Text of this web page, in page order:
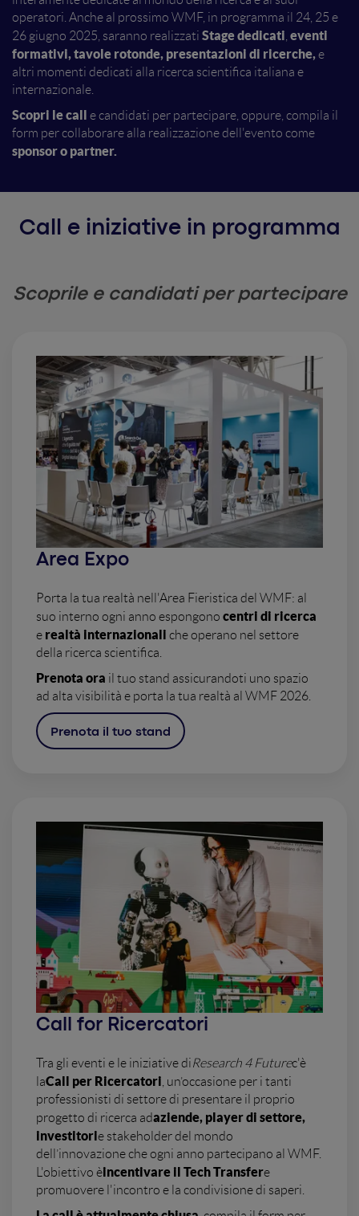
operatori. Anche al prossimo WMF, in programma il 24, 25 e
26 giugno 2025, saranno realizzati Stage dedicati eventi
formativi, tavole rotonde, presentazioni di ricerche,e
altri momenti dedicati alla ricerca scientifica italiana e
internazionale.
Scopri le call e candidati per partecipare, oppure, compila il
form per collaborare alla realizzazione dell'evento come
sponsor o partner.
Call e iniziative in programma
Scoprile e candidati per partecipare
Area Expo
Porta la tua realtà nell'Area Fieristica del WMF: al
suo interno ogni anno espongono centri di ricerca
e realtà internazionali che operano nel settore
della ricerca scientifica.
Prenota ora il tuo stand assicurandoti uno spazio
ad alta visibilità e porta la tua realtà al WMF 2026.
Prenota il tuo stand
Call for Ricercatori
Tra gli eventi e le iniziative diResearch 4 Futurec'è
laCall per Ricercatori , un’occasione per i tanti
professionisti di settore di presentare il proprio
progetto di ricerca adaziende, player di settore,
investitorie stakeholder del mondo
dell’innovazione che ogni anno partecipano al WMF.
L'obiettivo èincentivare il Tech Transfere
promuovere l'incontro e la condivisione di saperi.